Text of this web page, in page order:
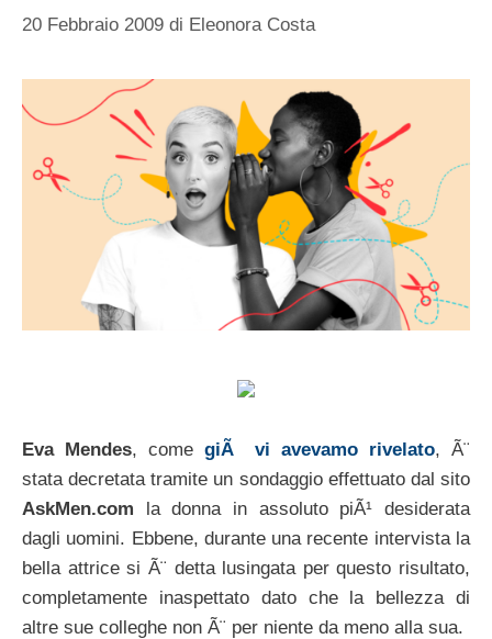
20 Febbraio 2009 di Eleonora Costa
Eva Mendes, come giÃ vi avevamo rivelato, Ã¨
stata decretata tramite un sondaggio effettuato dal sito
AskMen.com la donna in assoluto piÃ¹ desiderata
dagli uomini. Ebbene, durante una recente intervista la
bella attrice si Ã¨ detta lusingata per questo risultato,
completamente inaspettato dato che la bellezza di
altre sue colleghe non Ã¨ per niente da meno alla sua.